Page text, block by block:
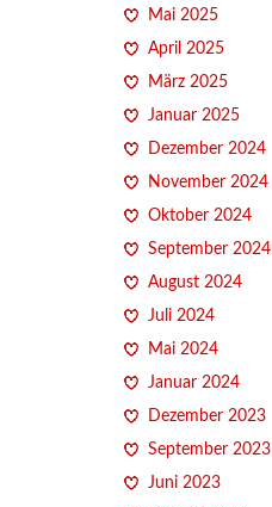
Mai 2025
April 2025
März 2025
Januar 2025
Dezember 2024
November 2024
Oktober 2024
September 2024
August 2024
Juli 2024
Mai 2024
Januar 2024
Dezember 2023
September 2023
Juni 2023